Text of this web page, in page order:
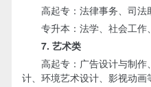
高起专：法律事务、司法
专升本：法学、社会工作
7. 艺术类
高起专：广告设计与制作
计、环境艺术设计、影视动画